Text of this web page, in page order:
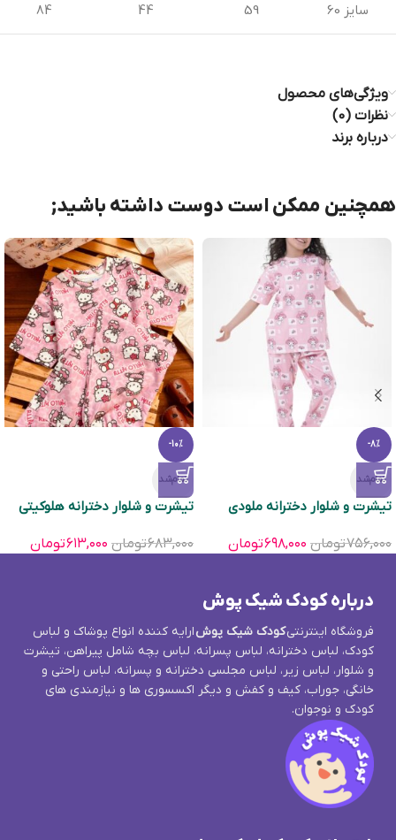
سایز 60 59
44
84
ویژگی‌های محصول
نظرات (0)
درباره برند
همچنین ممکن است دوست داشته باشید;
-8%
تمام‌شد
تیشرت و شلوار دخترانه ملودی
۷۵۶,۰۰۰تومان ۶۹۸,۰۰۰تومان
-10%
تمام‌شد
تیشرت و شلوار دخترانه هلوکیتی
۶۸۳,۰۰۰تومان ۶۱۳,۰۰۰تومان
درباره کودک شیک پوش
فروشگاه اینترنتیکودک شیک پوشارایه کننده انواع پوشاک و لباس
کودک، لباس دخترانه، لباس پسرانه، لباس بچه شامل پیراهن، تیشرت
و شلوار، لباس زیر، لباس مجلسی دخترانه و پسرانه، لباس راحتی و
خانگی، جوراب، کیف و کفش و دیگر اکسسوری ها و نیازمندی های
کودک و نوجوان.